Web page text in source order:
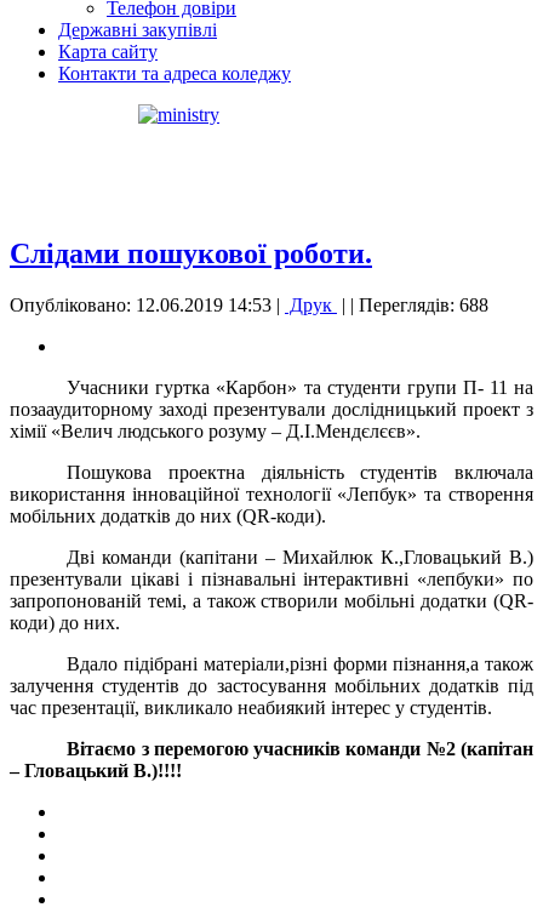
Телефон довіри
Державні закупівлі
Карта сайту
Контакти та адреса коледжу
Слідами пошукової роботи.
Опубліковано: 12.06.2019 14:53 | Друк | | Переглядів: 688
Учасники гуртка «Карбон» та студенти групи П- 11 на
позааудиторному заході презентували дослідницький проект з
хімії «Велич людського розуму – Д.І.Мендєлєєв».
Пошукова проектна діяльність студентів включала
використання інноваційної технології «Лепбук» та створення
мобільних додатків до них (QR-коди).
Дві команди (капітани – Михайлюк К.,Гловацький В.)
презентували цікаві і пізнавальні інтерактивні «лепбуки» по
запропонованій темі, а також створили мобільні додатки (QR-
коди) до них.
Вдало підібрані матеріали,різні форми пізнання,а також
залучення студентів до застосування мобільних додатків під
час презентації, викликало неабиякий інтерес у студентів.
Вітаємо з перемогою учасників команди №2 (капітан
– Гловацький В.)!!!!